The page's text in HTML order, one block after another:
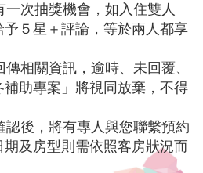
次抽獎機會，如入住雙人
５星＋評論，等於兩人都享
相關資訊，逾時、未回覆、
助專案」將視同放棄，不得
後，將有專人與您聯繫預約
及房型則需依照客房狀況而